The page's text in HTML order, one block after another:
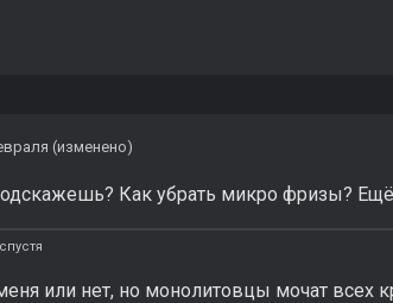
(изменено)
Как убрать микро фризы? Ещё
или нет, но монолитовцы мочат всех